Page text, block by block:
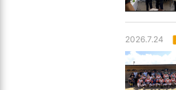
2026.7.24